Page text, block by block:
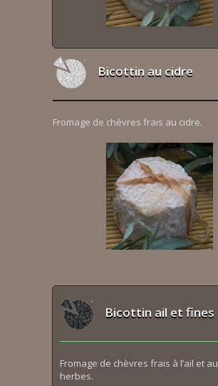
Bicottin au cidre
Fromage de chèvres frais au cidre.
Bicottin ail et fines
Fromage de chèvres frais à l’ail et
herbes.